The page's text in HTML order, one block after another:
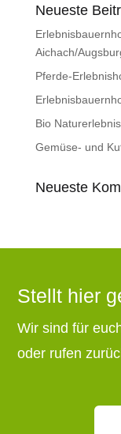
Neueste
Aichach/
Pferde-
Bio
Gemüse- und
Neueste
Stellt hier
Wir sind für
oder rufen